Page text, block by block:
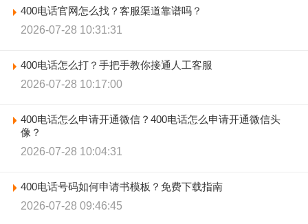
400电话官网怎么找？客服渠道靠谱吗？
2026-07-28 10:31:31
400电话怎么打？手把手教你接通人工客服
2026-07-28 10:17:00
400电话怎么申请开通微信？400电话怎么申请开通微信头
像？
2026-07-28 10:04:31
400电话号码如何申请书模板？免费下载指南
2026-07-28 09:46:45